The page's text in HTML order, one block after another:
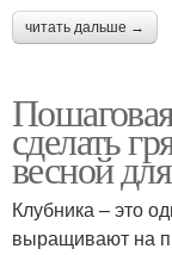
читать дальше →
сделать
весной
Клубника – это
выращивают на